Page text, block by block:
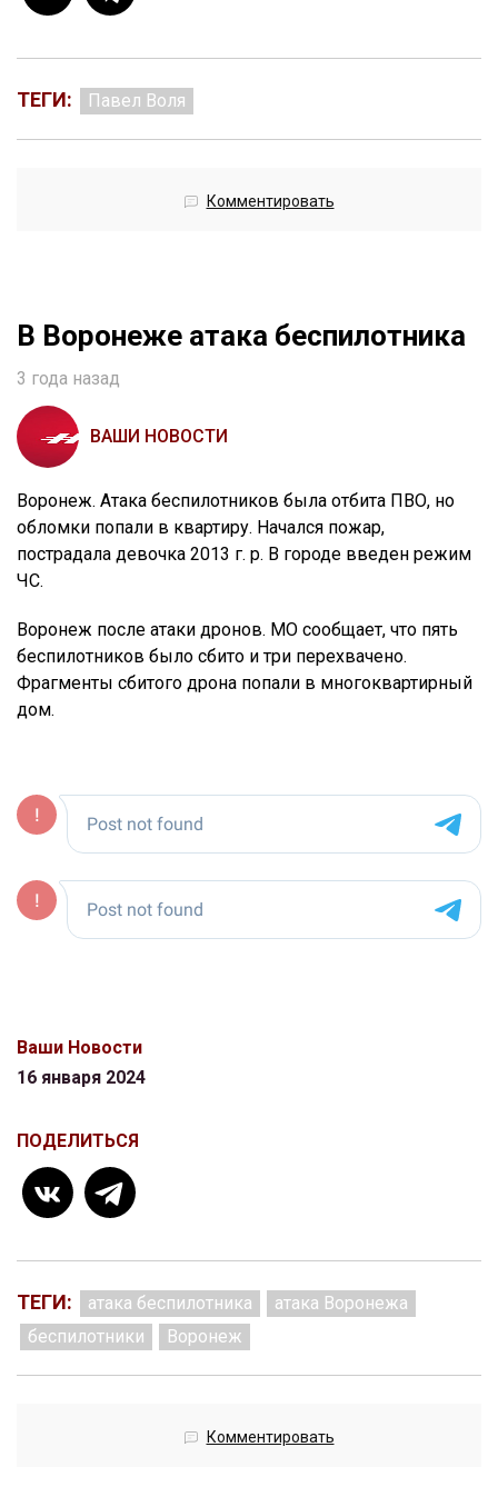
ТЕГИ: Павел Воля
Комментировать
В Воронеже атака беспилотника
3 года назад
ВАШИ НОВОСТИ
Воронеж. Атака беспилотников была отбита ПВО, но
обломки попали в квартиру. Начался пожар,
пострадала девочка 2013 г. р. В городе введен режим
ЧС.
Воронеж после атаки дронов. МО сообщает, что пять
беспилотников было сбито и три перехвачено.
Фрагменты сбитого дрона попали в многоквартирный
дом.
Ваши Новости
16 января 2024
ПОДЕЛИТЬСЯ
ТЕГИ: атака беспилотника
атака Воронежа
беспилотники
Воронеж
Комментировать